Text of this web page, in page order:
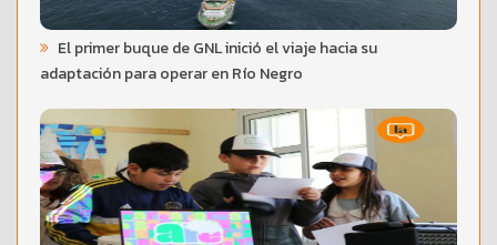
El primer buque de GNL inició el viaje hacia su
adaptación para operar en Río Negro